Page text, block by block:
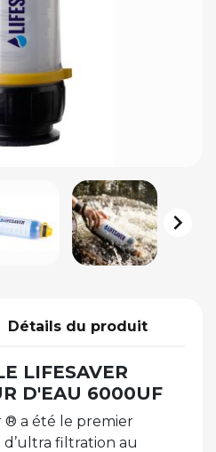

Détails du produit
LIFESAVER
D'EAU 6000UF
® a été le premier
filtration au